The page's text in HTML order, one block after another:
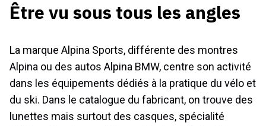
Être vu sous tous les angles
La marque Alpina Sports, différente des montres
Alpina ou des autos Alpina BMW, centre son activité
dans les équipements dédiés à la pratique du vélo et
du ski. Dans le catalogue du fabricant, on trouve des
lunettes mais surtout des casques, spécialité